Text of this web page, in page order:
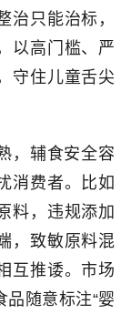
治只能治标，
以高门槛、严
守住儿童舌尖
，辅食安全容
消费者。比如
料，违规添加
，致敏原料混
互推诿。市场
随意标注“婴